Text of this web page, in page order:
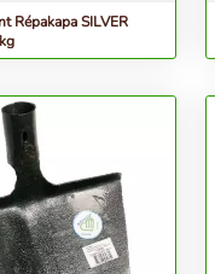
Répakapa SILVER